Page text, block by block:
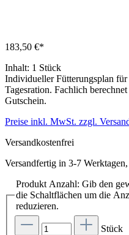
183,50 €*
Inhalt: 1 Stück
Individueller Fütterungsplan
Tagesration. Fachlich
Gutschein.
Preise inkl. MwSt. zzgl.
Versandkostenfrei
Versandfertig in 3-7
Produkt Anzahl: Gib den
die Schaltflächen um die
reduzieren.
Stück